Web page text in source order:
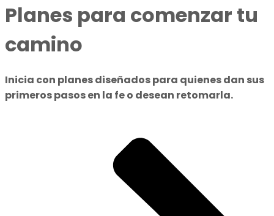
Planes para comenzar tu
camino
Inicia con planes diseñados para quienes dan sus
primeros pasos en la fe o desean retomarla.